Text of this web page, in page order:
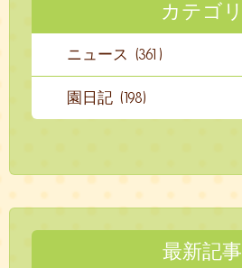
カテゴリ
ニュース (361)
園日記 (198)
最新記事